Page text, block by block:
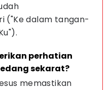
("Ke dalam tangan-
perhatian
sekarat?
memastikan